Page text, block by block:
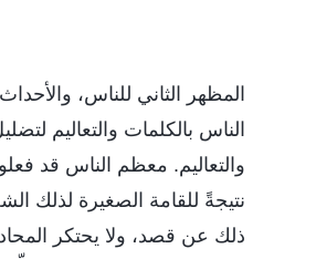
المظهر الثاني للناس،
الناس بالكلمات والتعاليم
والتعاليم. معظم الناس قد
نتيجةً للقامة الصغيرة لذلك
ذلك عن قصد، ولا يحتكر